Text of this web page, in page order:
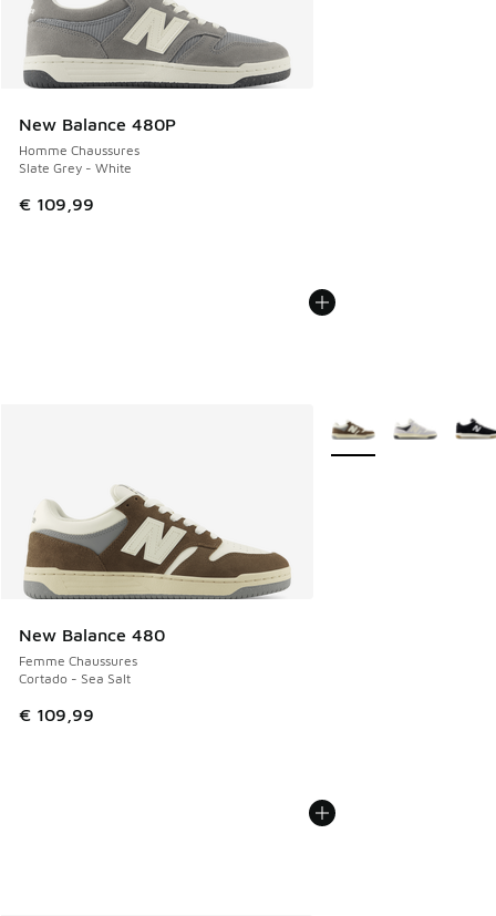
New Balance 480P
Homme Chaussures
Slate Grey - White
€ 109,99
New Balance 480
Femme Chaussures
Cortado - Sea Salt
€ 109,99
Plus de couleurs